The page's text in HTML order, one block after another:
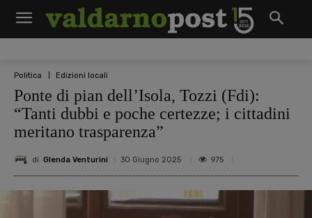
Politica Edizioni locali
Ponte di pian dell’Isola, Tozzi (Fdi):
“Tanti dubbi e poche certezze; i cittadini
meritano trasparenza”
di Glenda Venturini 30 Giugno 2025 975